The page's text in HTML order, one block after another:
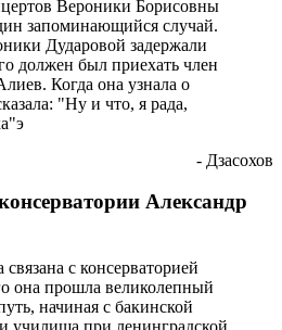
Вероники Борисовны
запоминающийся случай.
Дударовой задержали
должен был приехать член
Когда она узнала о
"Ну и что, я рада,
- Дзасохов
Александр
с консерваторией
она прошла великолепный
начиная с бакинской